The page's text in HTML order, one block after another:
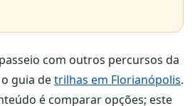
com outros percursos da
guia detrilhas em Florianópolis.
é comparar opções; este